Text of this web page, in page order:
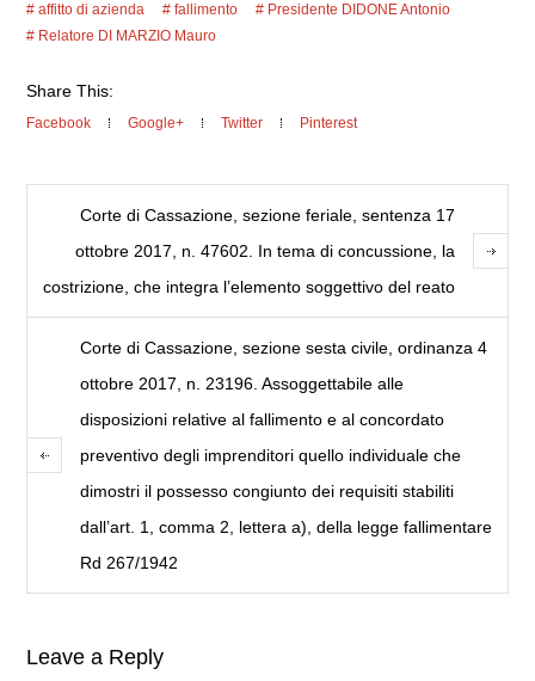
affitto di azienda fallimento
Presidente DIDONE Antonio
Relatore DI MARZIO Mauro
Share This:
Facebook Google+ Twitter Pinterest
Corte di Cassazione, sezione feriale, sentenza 17
ottobre 2017, n. 47602. In tema di concussione, la
costrizione, che integra l’elemento soggettivo del reato
Corte di Cassazione, sezione sesta civile, ordinanza 4
ottobre 2017, n. 23196. Assoggettabile alle
disposizioni relative al fallimento e al concordato
preventivo degli imprenditori quello individuale che
dimostri il possesso congiunto dei requisiti stabiliti
dall’art. 1, comma 2, lettera a), della legge fallimentare
Rd 267/1942
Leave a Reply